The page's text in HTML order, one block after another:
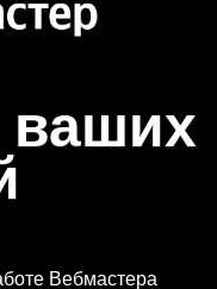
ваших
Вебмастера